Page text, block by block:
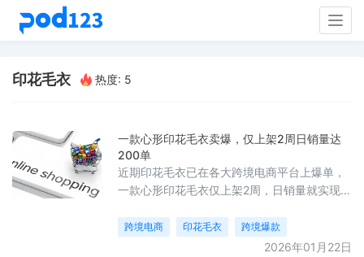
印花毛衣 热度: 5
一款心形印花毛衣卖爆，仅上架2周日销量达
200单
近期印花毛衣已在各大跨境电商平台上爆单，
一款心形印花毛衣仅上架2周，日销量就实现了
跨境电商 印花毛衣 跨境爆款
2026年01月22日